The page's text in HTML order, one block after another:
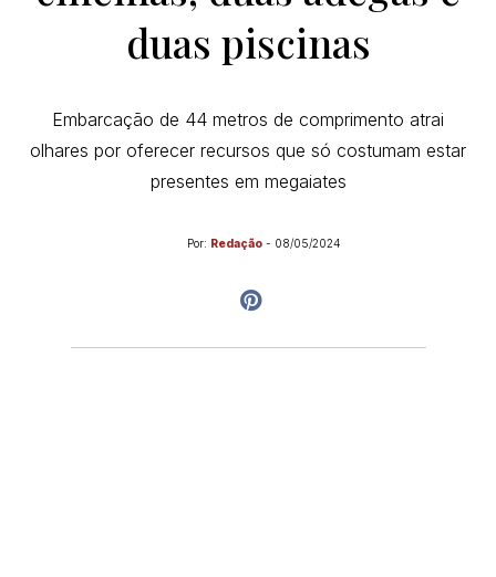
duas piscinas
Embarcação de 44 metros de comprimento atrai
olhares por oferecer recursos que só costumam estar
presentes em megaiates
Por: Redação - 08/05/2024